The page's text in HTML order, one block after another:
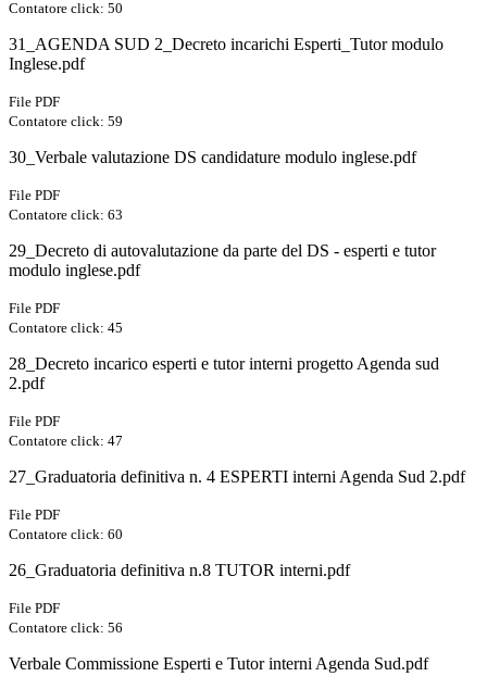
Contatore click: 50
31_AGENDA SUD 2_Decreto incarichi Esperti_Tutor modulo
Inglese.pdf
File PDF
Contatore click: 59
30_Verbale valutazione DS candidature modulo inglese.pdf
File PDF
Contatore click: 63
29_Decreto di autovalutazione da parte del DS - esperti e tutor
modulo inglese.pdf
File PDF
Contatore click: 45
28_Decreto incarico esperti e tutor interni progetto Agenda sud
2.pdf
File PDF
Contatore click: 47
27_Graduatoria definitiva n. 4 ESPERTI interni Agenda Sud 2.pdf
File PDF
Contatore click: 60
26_Graduatoria definitiva n.8 TUTOR interni.pdf
File PDF
Contatore click: 56
Verbale Commissione Esperti e Tutor interni Agenda Sud.pdf